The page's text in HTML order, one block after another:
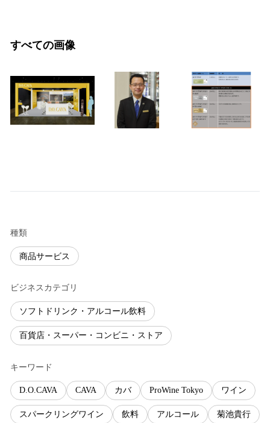
すべての画像
種類
商品サービス
ビジネスカテゴリ
ソフトドリンク・アルコール飲料
百貨店・スーパー・コンビニ・ストア
キーワード
D.O.CAVA CAVA カバ ProWine Tokyo ワイン
スパークリングワイン 飲料 アルコール 菊池貴行